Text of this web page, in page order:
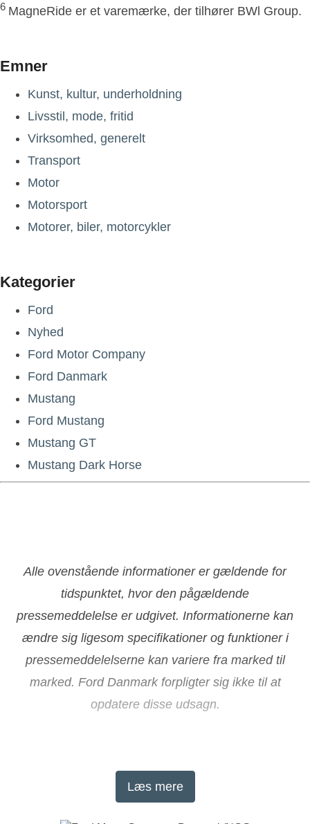
6 MagneRide er et varemærke, der tilhører BWl Group.
Emner
Kunst, kultur, underholdning
Livsstil, mode, fritid
Virksomhed, generelt
Transport
Motor
Motorsport
Motorer, biler, motorcykler
Kategorier
Ford
Nyhed
Ford Motor Company
Ford Danmark
Mustang
Ford Mustang
Mustang GT
Mustang Dark Horse
Alle ovenstående informationer er gældende for
tidspunktet, hvor den pågældende
pressemeddelelse er udgivet. Informationerne kan
ændre sig ligesom specifikationer og funktioner i
pressemeddelelserne kan variere fra marked til
marked. Ford Danmark forpligter sig ikke til at
opdatere disse udsagn.
About Ford Motor Company
Ford Motor Company (NYSE: F) is a global
Læs mere